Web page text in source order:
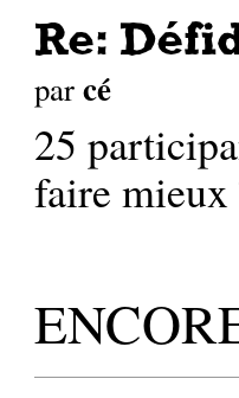
Re:
parcé
25
faire mieux